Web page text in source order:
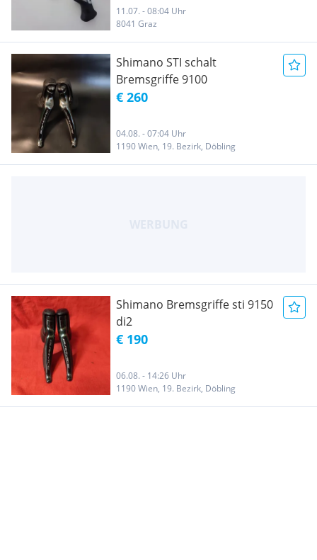
11.07. - 08:04 Uhr
8041 Graz
Shimano STI schalt
Bremsgriffe 9100
€ 260
04.08. - 07:04 Uhr
1190 Wien, 19. Bezirk, Döbling
Shimano Bremsgriffe sti 9150
di2
€ 190
06.08. - 14:26 Uhr
1190 Wien, 19. Bezirk, Döbling